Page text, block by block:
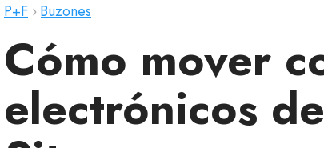
P+F ›Buzones
Cómo mover
electrónicos